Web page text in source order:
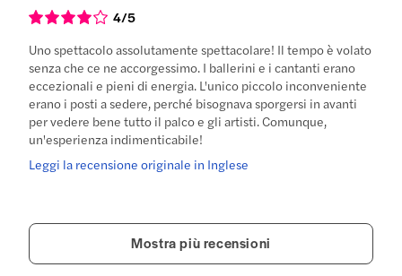
4/5
Uno spettacolo assolutamente spettacolare! Il tempo è volato
senza che ce ne accorgessimo. I ballerini e i cantanti erano
eccezionali e pieni di energia. L'unico piccolo inconveniente
erano i posti a sedere, perché bisognava sporgersi in avanti
per vedere bene tutto il palco e gli artisti. Comunque,
un'esperienza indimenticabile!
Leggi la recensione originale in Inglese
Mostra più recensioni